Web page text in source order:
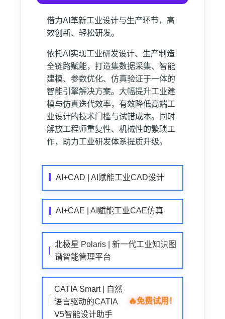
借力AI革新工业设计与生产环节，高
效创新、轻松研发。
依托AI实现工业研发设计、生产制造
全链路赋能，打造集数据采集、智能
建模、参数优化、仿真验证于一体的
智能引擎解决方案。大幅提升工业建
模与仿真迭代效率，有效降低高端工
业设计的技术门槛与试错成本。同时
解放工程师重复性、机械性的繁琐工
作，助力工业研发体系提质升级。
AI+CAD | AI赋能工业CAD设计
AI+CAE | AI赋能工业CAE仿真
北极星 Polaris | 新一代工业知识图
谱智能管理平台
CATIA Smart | 自然
语言驱动的CATIA
V5智能设计助手
🔥免费试用！